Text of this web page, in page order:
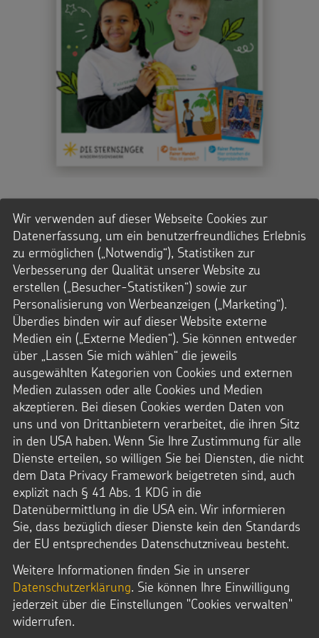
STERNSINGER-MAGAZIN
Fair handeln
In dieser Ausgabe gibt es ganz viel Schokolade! Lecker, oder?
Aber: Schokolade ist nicht gleich Schokolade. Wir erklären
euch den Unterschied zwischen einer fair hergestellten und
einer nicht fair hergestellten Schokotafel. Denn in diesem
Heft geht es um Fairen Handel: Wie funktioniert der
eigentlich? Und wem hilft er? Wir waren bei der Fairtrade-AG
der Waldschule in Lohmar und wir zeigen euch, wo die
Segensbändchen zur nächsten Sternsingeraktion
herkommen.
Außerdem im Heft: knifflige Rätsel, coole Upcycling- und
Buch-Tipps und alles zu unserem neuen WhatsApp-Kanal!
JETZT MEHR ERFAHREN:
FAIR
HANDELN
Wir verwenden auf dieser Webseite Cookies zur
Datenerfassung, um ein benutzerfreundliches Erlebnis
zu ermöglichen („Notwendig“), Statistiken zur
Verbesserung der Qualität unserer Website zu
erstellen („Besucher-Statistiken“) sowie zur
Personalisierung von Werbeanzeigen („Marketing“).
Überdies binden wir auf dieser Website externe
Medien ein („Externe Medien“). Sie können entweder
über „Lassen Sie mich wählen“ die jeweils
ausgewählten Kategorien von Cookies und externen
Medien zulassen oder alle Cookies und Medien
akzeptieren. Bei diesen Cookies werden Daten von
uns und von Drittanbietern verarbeitet, die ihren Sitz
in den USA haben. Wenn Sie Ihre Zustimmung für alle
Dienste erteilen, so willigen Sie bei Diensten, die nicht
dem Data Privacy Framework beigetreten sind, auch
explizit nach § 41 Abs. 1 KDG in die
Datenübermittlung in die USA ein. Wir informieren
Sie, dass bezüglich dieser Dienste kein den Standards
der EU entsprechendes Datenschutzniveau besteht.
Weitere Informationen finden Sie in unserer
Datenschutzerklärung. Sie können Ihre Einwilligung
jederzeit über die Einstellungen "Cookies verwalten"
widerrufen.